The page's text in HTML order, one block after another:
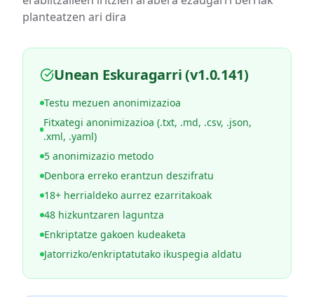
planteatzen ari dira
Unean Eskuragarri (v1.0.141)
Testu mezuen anonimizazioa
Fitxategi anonimizazioa (.txt, .md, .csv, .json,
.xml, .yaml)
5 anonimizazio metodo
Denbora erreko erantzun deszifratu
18+ herrialdeko aurrez ezarritakoak
48 hizkuntzaren laguntza
Enkriptatze gakoen kudeaketa
Jatorrizko/enkriptatutako ikuspegia aldatu